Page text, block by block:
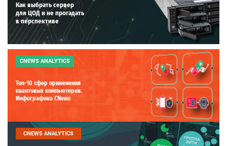
Как выбрать сервер
для ЦОД и не прогадать
в перспективе
CNEWS ANALYTICS
Топ-10 сфер применения
квантовых компьютеров.
Инфографика CNews
CNEWS ANALYTICS